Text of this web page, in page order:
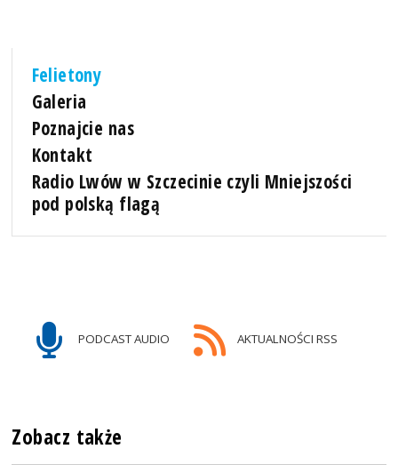
Felietony
Galeria
Poznajcie nas
Kontakt
Radio Lwów w Szczecinie czyli Mniejszości
pod polską flagą
PODCAST AUDIO AKTUALNOŚCI RSS
Zobacz także